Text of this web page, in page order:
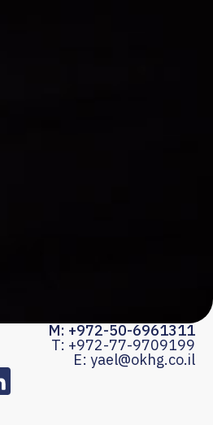
M: +972-50-6961311
T: +972-77-9709199
E: yael@okhg.co.il